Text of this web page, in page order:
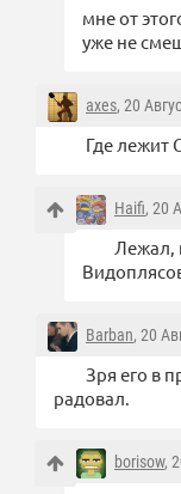
мне от
уже не
axes, 20
Где лежит
Haifi, 20
Лежал,
Barban, 20
Зря его в
радовал.
borisow,